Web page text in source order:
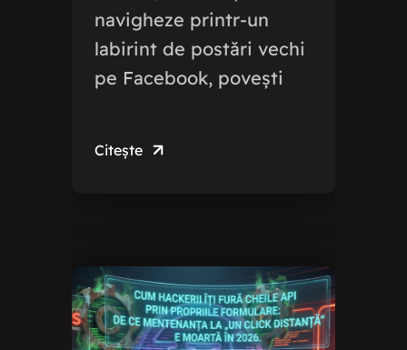
navigheze printr-un
labirint de postări vechi
pe Facebook, povești
Citește